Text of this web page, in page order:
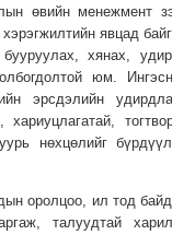
өвийн менежмент
явцад
хянах,
юм.
эрсдэлийн
нөхцөлийг
оролцоо, ил тод
талуудтай